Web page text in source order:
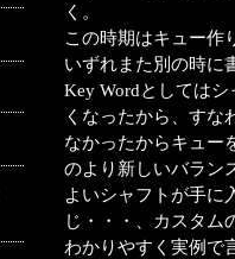
く。
この時期はキュー作
いずれまた別の時に
Key Wordとしては
くなったから、すな
なかったからキュー
のより新しいバラン
よいシャフトが手に
じ・・・、カスタム
わかりやすく実例で